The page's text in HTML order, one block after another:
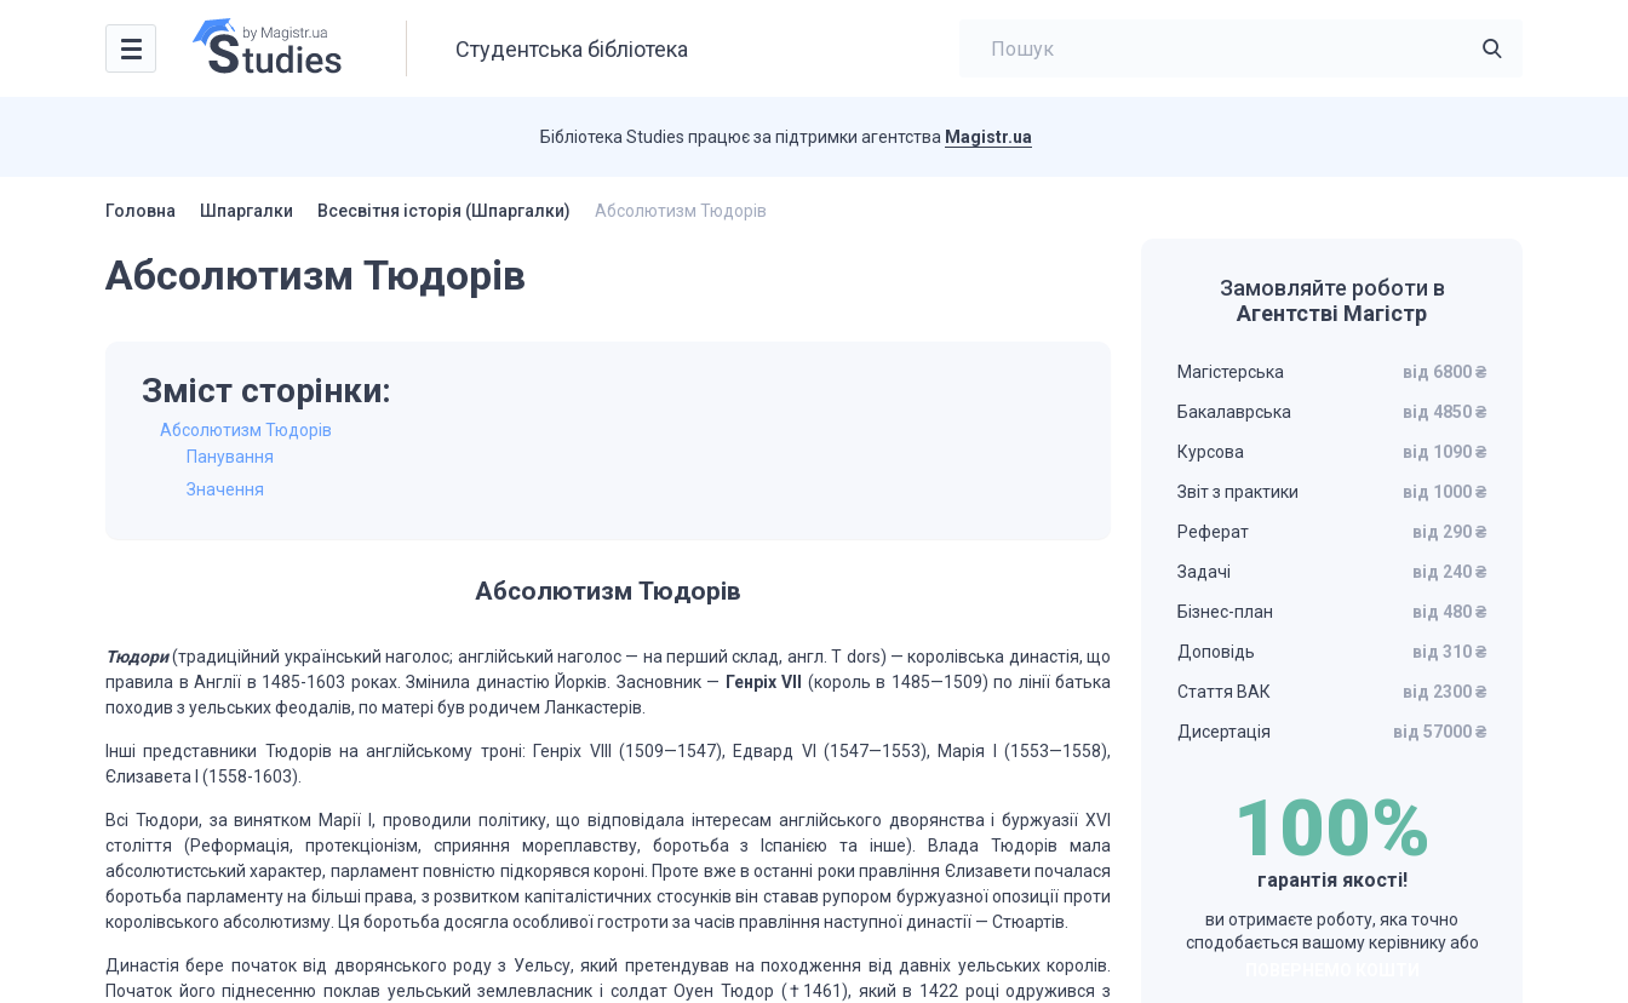
Студентська бібліотека
Бібліотека Studies працює за підтримки агентства Magistr.ua
Головна Шпаргалки Всесвітня історія (Шпаргалки) Абсолютизм Тюдорів
Абсолютизм Тюдорів
Зміст сторінки:
Абсолютизм Тюдорів
Панування
Значення
Абсолютизм Тюдорів
Тюдори (традиційний український наголос; англійський наголос — на перший склад, англ. T dors) — королівська династія, що
правила в Англії в 1485-1603 роках. Змінила династію Йорків. Засновник — Генріх VII
(король в 1485—1509) по лінії батька
походив з уельських феодалів, по матері був родичем Ланкастерів.
Інші представники Тюдорів на англійському троні: Генріх VIII (1509—1547), Едвард VI (1547—1553), Марія I (1553—1558),
Єлизавета I (1558-1603).
Всі Тюдори, за винятком Марії I, проводили політику, що відповідала інтересам англійського дворянства і буржуазії XVI
століття (Реформація, протекціонізм, сприяння мореплавству, боротьба з Іспанією та інше). Влада Тюдорів мала
абсолютистський характер, парламент повністю підкорявся короні. Проте вже в останні роки правління Єлизавети почалася
боротьба парламенту на більші права, з розвитком капіталістичних стосунків він ставав рупором буржуазної опозиції проти
королівського абсолютизму. Ця боротьба досягла особливої гостроти за часів правління наступної династії — Стюартів.
Династія бере початок від дворянського роду з Уельсу, який претендував на походження від давніх уельських королів.
Початок його піднесенню поклав уельський землевласник і солдат Оуен Тюдор (†1461), який в 1422 році одружився з
Замовляйте роботи в
Агентстві Магістр
Магістерська від 6800 ₴
Бакалаврська від 4850 ₴
Курсова від 1090 ₴
Звіт з практики від 1000 ₴
Реферат від 290 ₴
Задачі від 240 ₴
Бізнес-план від 480 ₴
Доповідь від 310 ₴
Стаття ВАК від 2300 ₴
Дисертація від 57000 ₴
100%
гарантія якості!
ви отримаєте роботу, яка точно
сподобається вашому керівнику або